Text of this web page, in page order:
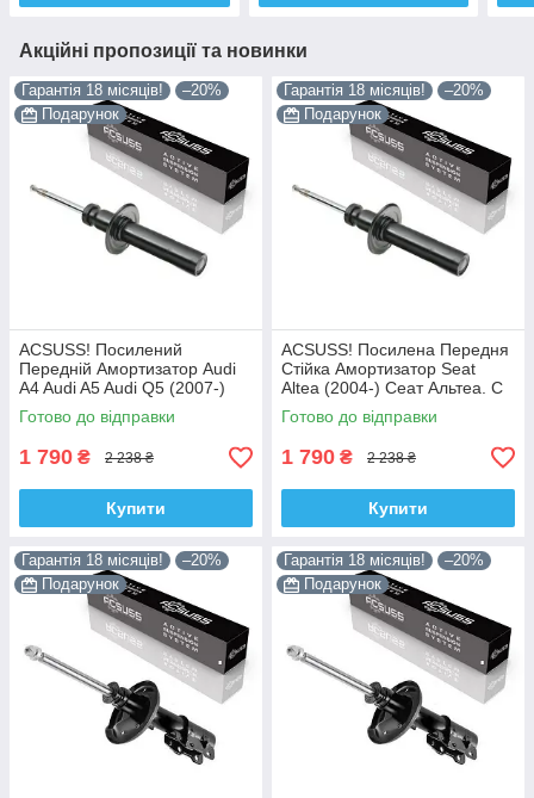
Акційні пропозиції та новинки
Гарантія 18 місяців!
–20%
Подарунок
ACSUSS! Посилений
Передній Амортизатор Audi
A4 Audi A5 Audi Q5 (2007-)
Ауді А4 А5 Ку 5. С Чашкой!
313363 , 341717 Корея!
Готово до відправки
1 790 ₴ 2 238 ₴
Купити
Гарантія 18 місяців!
–20%
Подарунок
ACSUSS! Посилена Передня
Стійка Амортизатор Seat
Altea (2004-) Сеат Альтеа. С
Чашкой! 313363 , 341717
Корея!
Готово до відправки
1 790 ₴ 2 238 ₴
Купити
Гарантія 18 місяців!
–20%
Подарунок
Гарантія 18 місяців!
–20%
Подарунок